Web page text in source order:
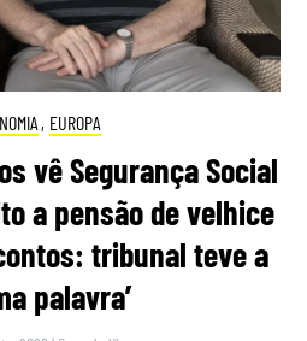
, EUROPA
vê Segurança Social
a pensão de velhice
tribunal teve a
palavra’